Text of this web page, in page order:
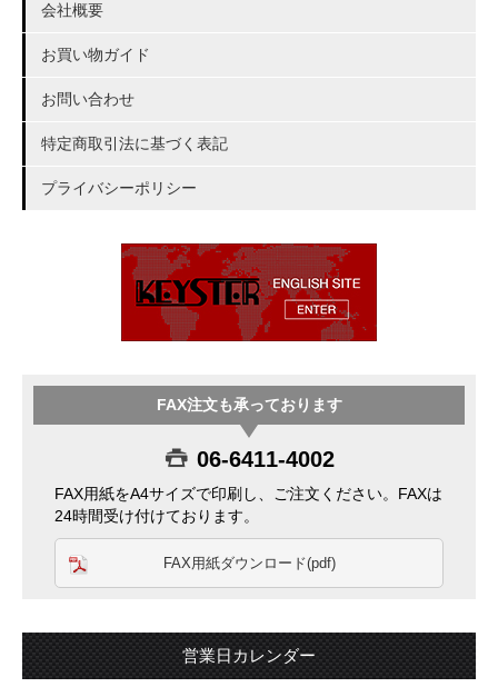
会社概要
お買い物ガイド
お問い合わせ
特定商取引法に基づく表記
プライバシーポリシー
FAX注文も承っております
06-6411-4002
FAX用紙をA4サイズで印刷し、ご注文ください。FAXは
24時間受け付けております。
FAX用紙ダウンロード(pdf)
営業日カレンダー